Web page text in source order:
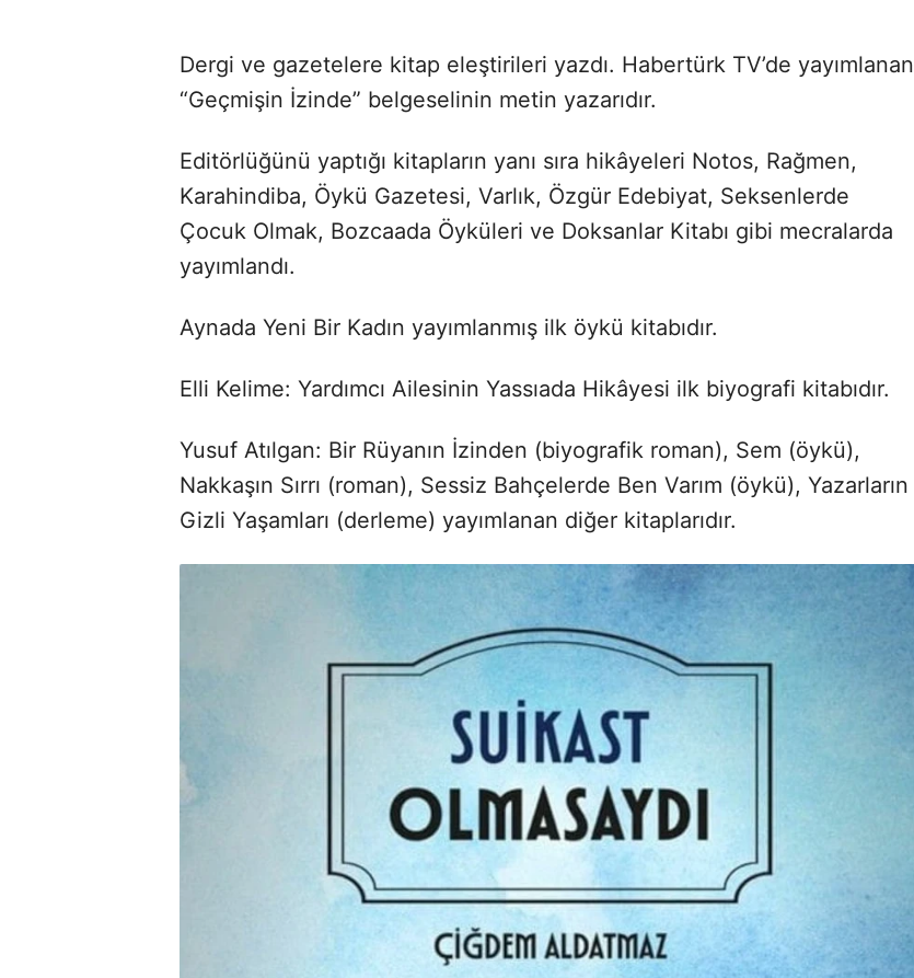
Dergi ve gazetelere kitap eleştirileri yazdı. Habertürk TV’de yayımlanan
“Geçmişin İzinde” belgeselinin metin yazarıdır.
Editörlüğünü yaptığı kitapların yanı sıra hikâyeleri Notos, Rağmen,
Karahindiba, Öykü Gazetesi, Varlık, Özgür Edebiyat, Seksenlerde
Çocuk Olmak, Bozcaada Öyküleri ve Doksanlar Kitabı gibi mecralarda
yayımlandı.
Aynada Yeni Bir Kadın yayımlanmış ilk öykü kitabıdır.
Elli Kelime: Yardımcı Ailesinin Yassıada Hikâyesi ilk biyografi kitabıdır.
Yusuf Atılgan: Bir Rüyanın İzinden (biyografik roman), Sem (öykü),
Nakkaşın Sırrı (roman), Sessiz Bahçelerde Ben Varım (öykü), Yazarların
Gizli Yaşamları (derleme) yayımlanan diğer kitaplarıdır.